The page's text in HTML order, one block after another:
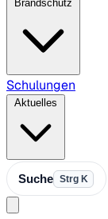
Brandschutz
Schulungen
Aktuelles
Suche Strg K